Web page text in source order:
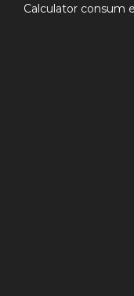
Calculator consum